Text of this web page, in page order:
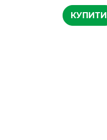
КУПИТИ